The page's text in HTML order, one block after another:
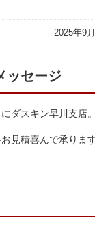
2025年9
ッセージ
ダスキン早川支店。
見積喜んで承ります